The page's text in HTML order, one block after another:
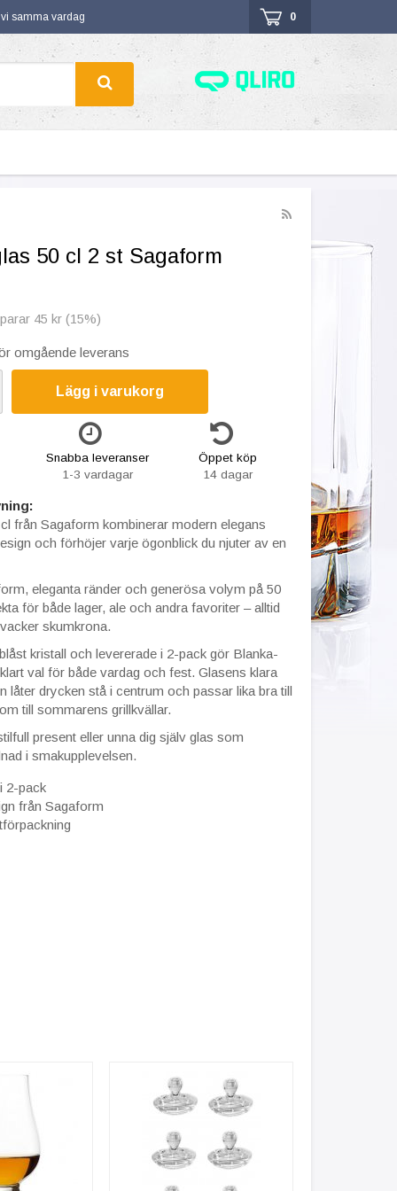
samma vardag 0
50 cl 2 st Sagaform
45 kr (15%)
omgående leverans
Lägg i varukorg
Snabba leveranser
1-3 vardagar
Öppet köp
14 dagar
från Sagaform kombinerar modern elegans
och förhöjer varje ögonblick du njuter av en
eleganta ränder och generösa volym på 50
för både lager, ale och andra favoriter – alltid
skumkrona.
kristall och levererade i 2-pack gör Blanka-
val för både vardag och fest. Glasens klara
låter drycken stå i centrum och passar lika bra till
till sommarens grillkvällar.
present eller unna dig själv glas som
i smakupplevelsen.
2-pack
från Sagaform